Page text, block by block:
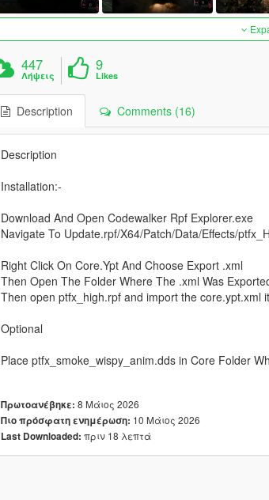
447
Λήψεις
9
Likes
Description Comments (16)
Description
Installation:-
Download And Open Codewalker Rpf Explorer.exe
Navigate To Update.rpf/X64/Patch/Data/Effects/
Right Click On Core.Ypt And Choose Export .xml
Then Open The Folder Where The .xml Was
Then open ptfx_high.rpf and import the core.ypt.xml
Optional
Place ptfx_smoke_wispy_anim.dds in Core Folder
Πρωτοανέβηκε: 8 Μάιος 2026
Πιο πρόσφατη ενημέρωση: 10 Μάιος 2026
Last Downloaded: πριν 18 λεπτά